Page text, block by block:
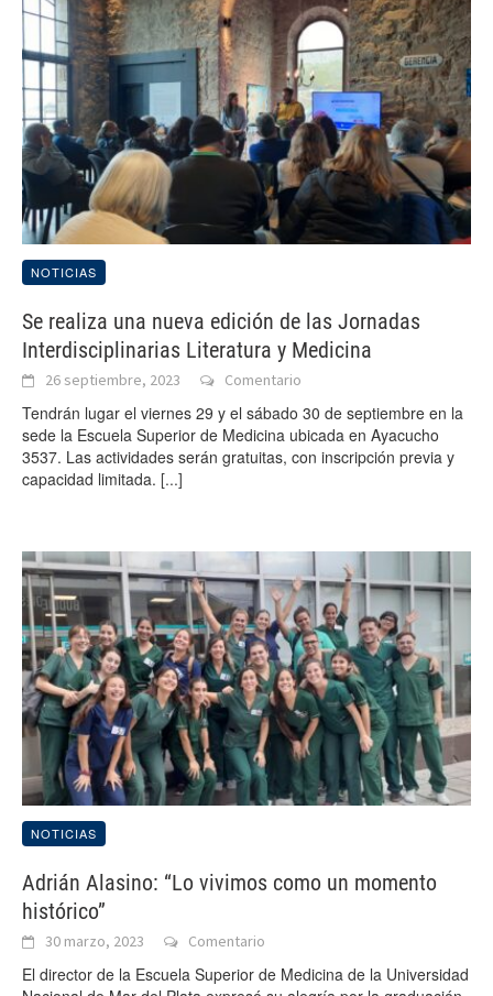
NOTICIAS
Se realiza una nueva edición de las Jornadas
Interdisciplinarias Literatura y Medicina
26 septiembre, 2023 Comentario
Tendrán lugar el viernes 29 y el sábado 30 de septiembre en la
sede la Escuela Superior de Medicina ubicada en Ayacucho
3537. Las actividades serán gratuitas, con inscripción previa y
capacidad limitada. [...]
NOTICIAS
Adrián Alasino: “Lo vivimos como un momento
histórico”
30 marzo, 2023 Comentario
El director de la Escuela Superior de Medicina de la Universidad